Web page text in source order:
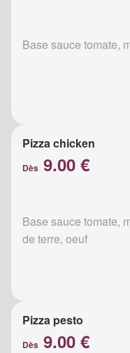
Base sauce tomate,
Pizza chicken
Dès 9.00 €
Base sauce tomate,
de terre, oeuf
Pizza pesto
Dès 9.00 €